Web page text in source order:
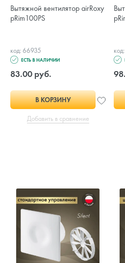
Вытяжной вентилятор airRoxy
pRim100PS
код: 66935
ЕСТЬ В НАЛИЧИИ
83.00 руб.
В КОРЗИНУ
Добавить в сравнение